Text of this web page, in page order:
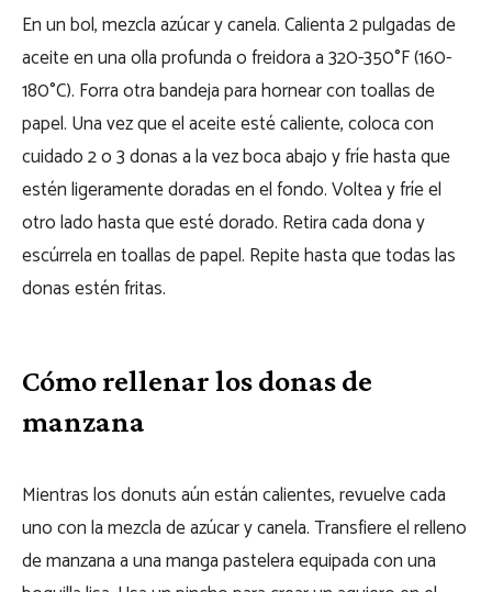
En un bol, mezcla azúcar y canela. Calienta 2 pulgadas de
aceite en una olla profunda o freidora a 320-350°F (160-
180°C). Forra otra bandeja para hornear con toallas de
papel. Una vez que el aceite esté caliente, coloca con
cuidado 2 o 3 donas a la vez boca abajo y fríe hasta que
estén ligeramente doradas en el fondo. Voltea y fríe el
otro lado hasta que esté dorado. Retira cada dona y
escúrrela en toallas de papel. Repite hasta que todas las
donas estén fritas.
Cómo rellenar los donas de
manzana
Mientras los donuts aún están calientes, revuelve cada
uno con la mezcla de azúcar y canela. Transfiere el relleno
de manzana a una manga pastelera equipada con una